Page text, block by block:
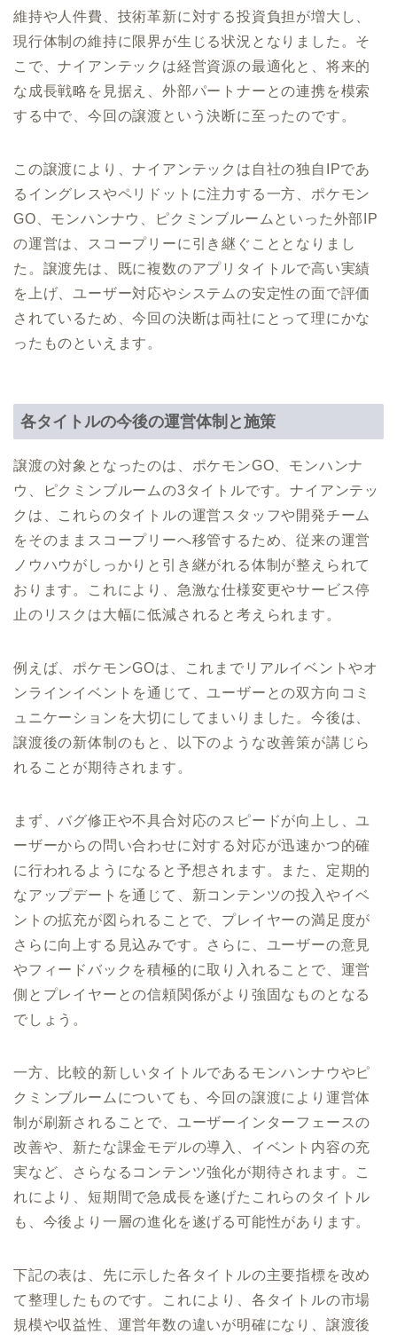
維持や人件費、技術革新に対する投資負担が増大し、
現行体制の維持に限界が生じる状況となりました。そ
こで、ナイアンテックは経営資源の最適化と、将来的
な成長戦略を見据え、外部パートナーとの連携を模索
する中で、今回の譲渡という決断に至ったのです。
この譲渡により、ナイアンテックは自社の独自IPであ
るイングレスやペリドットに注力する一方、ポケモン
GO、モンハンナウ、ピクミンブルームといった外部IP
の運営は、スコープリーに引き継ぐこととなりまし
た。譲渡先は、既に複数のアプリタイトルで高い実績
を上げ、ユーザー対応やシステムの安定性の面で評価
されているため、今回の決断は両社にとって理にかな
ったものといえます。
各タイトルの今後の運営体制と施策
譲渡の対象となったのは、ポケモンGO、モンハンナ
ウ、ピクミンブルームの3タイトルです。ナイアンテッ
クは、これらのタイトルの運営スタッフや開発チーム
をそのままスコープリーへ移管するため、従来の運営
ノウハウがしっかりと引き継がれる体制が整えられて
おります。これにより、急激な仕様変更やサービス停
止のリスクは大幅に低減されると考えられます。
例えば、ポケモンGOは、これまでリアルイベントやオ
ンラインイベントを通じて、ユーザーとの双方向コミ
ュニケーションを大切にしてまいりました。今後は、
譲渡後の新体制のもと、以下のような改善策が講じら
れることが期待されます。
まず、バグ修正や不具合対応のスピードが向上し、ユ
ーザーからの問い合わせに対する対応が迅速かつ的確
に行われるようになると予想されます。また、定期的
なアップデートを通じて、新コンテンツの投入やイベ
ントの拡充が図られることで、プレイヤーの満足度が
さらに向上する見込みです。さらに、ユーザーの意見
やフィードバックを積極的に取り入れることで、運営
側とプレイヤーとの信頼関係がより強固なものとなる
でしょう。
一方、比較的新しいタイトルであるモンハンナウやピ
クミンブルームについても、今回の譲渡により運営体
制が刷新されることで、ユーザーインターフェースの
改善や、新たな課金モデルの導入、イベント内容の充
実など、さらなるコンテンツ強化が期待されます。こ
れにより、短期間で急成長を遂げたこれらのタイトル
も、今後より一層の進化を遂げる可能性があります。
下記の表は、先に示した各タイトルの主要指標を改め
て整理したものです。これにより、各タイトルの市場
規模や収益性、運営年数の違いが明確になり、譲渡後